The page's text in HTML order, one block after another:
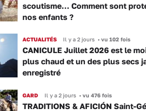
scoutisme… Comment sont
nos enfants ?
ACTUALITÉS Il y a 2 jours •vu 102 fois
CANICULE Juillet 2026 est le
plus chaud et un des plus secs
enregistré
GARD Il y a 2 jours •vu 476 fois
TRADITIONS & AFICIÓN Saint-